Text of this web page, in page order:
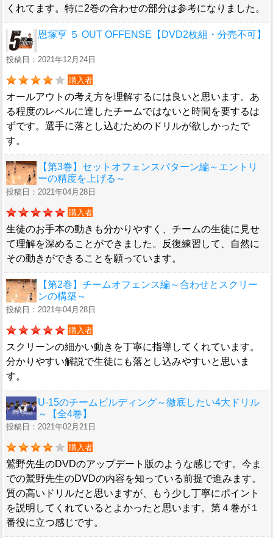
くれてます。特に2巻の合わせの部分は参考になりました。
恩塚亨 ５ OUT OFFENSE【DVD2枚組・分売不可】
投稿日：2021年12月24日
購入者
オールアウトの考え方を理解するには良いと思います。あ
る程度のレベルに達したチームではないと時間を要するは
ずです。選手に落とし込むためのドリルが欲しかったで
す。
【第3巻】セットオフェンスパターン編～エントリ
ーの精度を上げる～
投稿日：2021年04月28日
購入者
生徒のお手本の動きも分かりやすく、チームの生徒に見せ
て理解を深めることができました。反復練習して、自然に
その動きができることを願っています。
【第2巻】チームオフェンス編～合わせとスクリー
ンの構築～
投稿日：2021年04月28日
購入者
スクリーンの細かい動きを丁寧に指導してくれています。
分かりやすい解説で生徒にも落とし込みやすいと思いま
す。
U-15のチームビルディング～徹底したい4大ドリル
～【全4巻】
投稿日：2021年02月21日
購入者
鷲野先生のDVDのアップデート版のような感じです。今ま
での鷲野先生のDVDの内容を知っている前提で進みます。
質の高いドリルだと思いますが、もう少し丁寧にポイント
を説明してくれているとよかったと思います。第４巻が１
番役に立つ感じです。